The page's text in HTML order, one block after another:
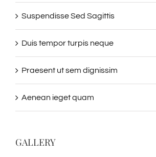
Suspendisse Sed Sagittis
Duis tempor turpis neque
Praesent ut sem dignissim
Aenean ieget quam
GALLERY